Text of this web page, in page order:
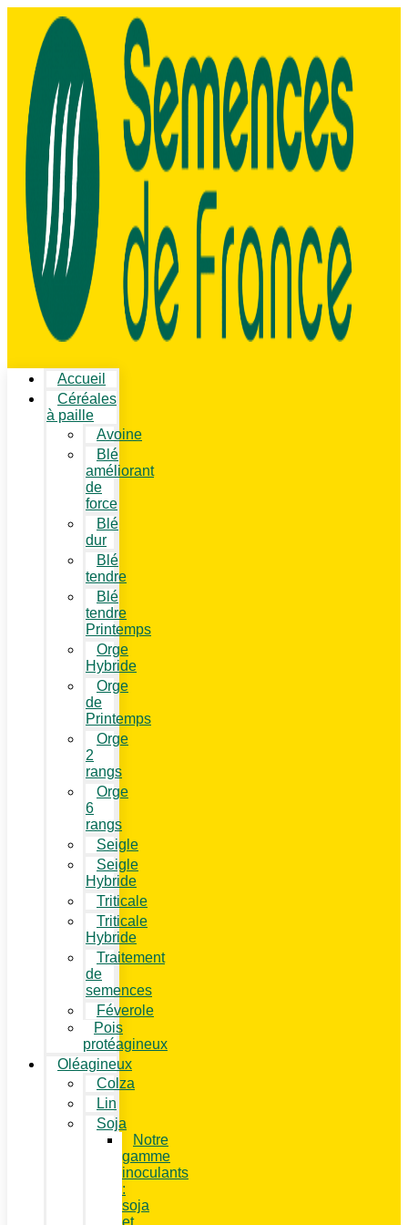
Accueil
Céréales
à paille
Avoine
Blé
améliorant
de
force
Blé
dur
Blé
tendre
Blé
tendre
Printemps
Orge
Hybride
Orge
de
Printemps
Orge
2
rangs
Orge
6
rangs
Seigle
Seigle
Hybride
Triticale
Triticale
Hybride
Traitement
de
semences
Féverole
Pois
protéagineux
Oléagineux
Colza
Lin
Soja
Notre
gamme
inoculants
:
soja
et